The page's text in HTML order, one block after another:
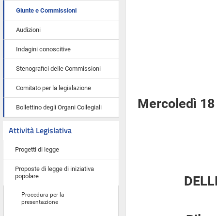
Giunte e Commissioni
Audizioni
Indagini conoscitive
Stenografici delle Commissioni
Comitato per la legislazione
Bollettino degli Organi Collegiali
Attività Legislativa
Progetti di legge
Proposte di legge di iniziativa
popolare
Procedura per la
presentazione
Mercoledì